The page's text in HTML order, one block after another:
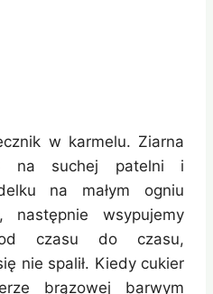
w karmelu. Ziarna
na suchej patelni i
na małym ogniu
następnie wsypujemy
czasu do czasu,
nie spalił. Kiedy cukier
brązowej barwym